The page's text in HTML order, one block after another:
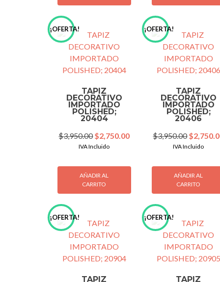
¡OFERTA!
TAPIZ
DECORATIVO
IMPORTADO
POLISHED;
20404
$3,950.00Original
price
$3,950.00.
$2,750.00Current
$2,750.00.
IVA Incluido
AÑADIR AL
CARRITO
¡OFERTA!
TAPIZ
DECORATIVO
IMPORTADO
POLISHED;
20406
$3,950.00Original
price
$
IVA Incluido
AÑADIR AL
CARRITO
¡OFERTA!
TAPIZ
¡OFERTA!
TAPIZ